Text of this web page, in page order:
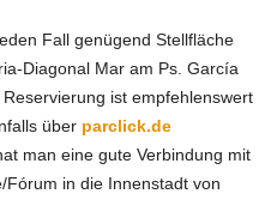
Fall genügend Stellfläche
Diagonal Mar am Ps. García
ist empfehlenswert
über parclick.de
man eine gute Verbindung mit
in die Innenstadt von